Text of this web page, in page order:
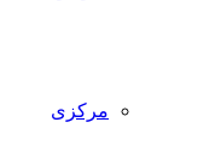
مرکزی